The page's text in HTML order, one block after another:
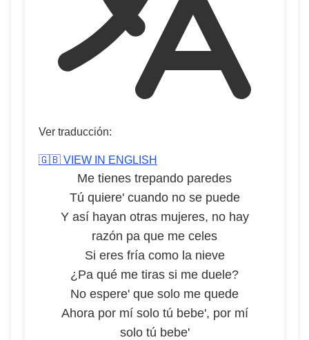
Ver traducción:
🇬🇧 VIEW IN ENGLISH
Me tienes trepando paredes
Tú quiere' cuando no se puede
Y así hayan otras mujeres, no hay
razón pa que me celes
Si eres fría como la nieve
¿Pa qué me tiras si me duele?
No espere' que solo me quede
Ahora por mí solo tú bebe', por mí
solo tú bebe'